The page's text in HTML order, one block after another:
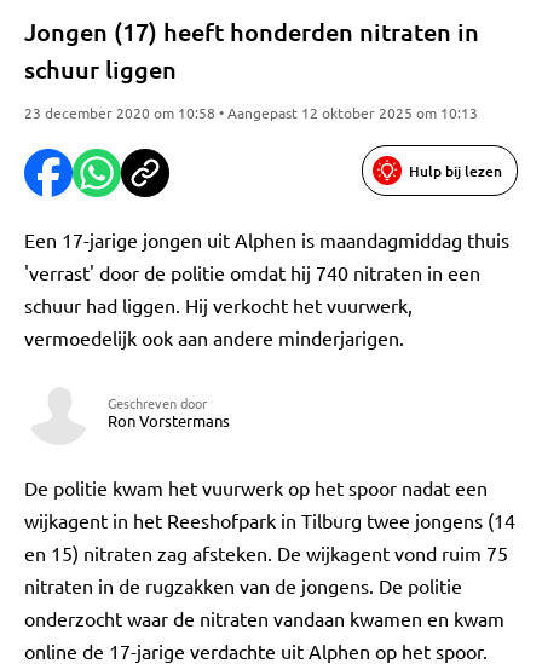
Jongen (17) heeft honderden nitraten in
schuur liggen
23 december 2020 om 10:58 • Aangepast 12 oktober 2025 om 10:13
Hulp bij lezen
Een 17-jarige jongen uit Alphen is maandagmiddag thuis
'verrast' door de politie omdat hij 740 nitraten in een
schuur had liggen. Hij verkocht het vuurwerk,
vermoedelijk ook aan andere minderjarigen.
Geschreven door
Ron Vorstermans
De politie kwam het vuurwerk op het spoor nadat een
wijkagent in het Reeshofpark in Tilburg twee jongens (14
en 15) nitraten zag afsteken. De wijkagent vond ruim 75
nitraten in de rugzakken van de jongens. De politie
onderzocht waar de nitraten vandaan kwamen en kwam
online de 17-jarige verdachte uit Alphen op het spoor.